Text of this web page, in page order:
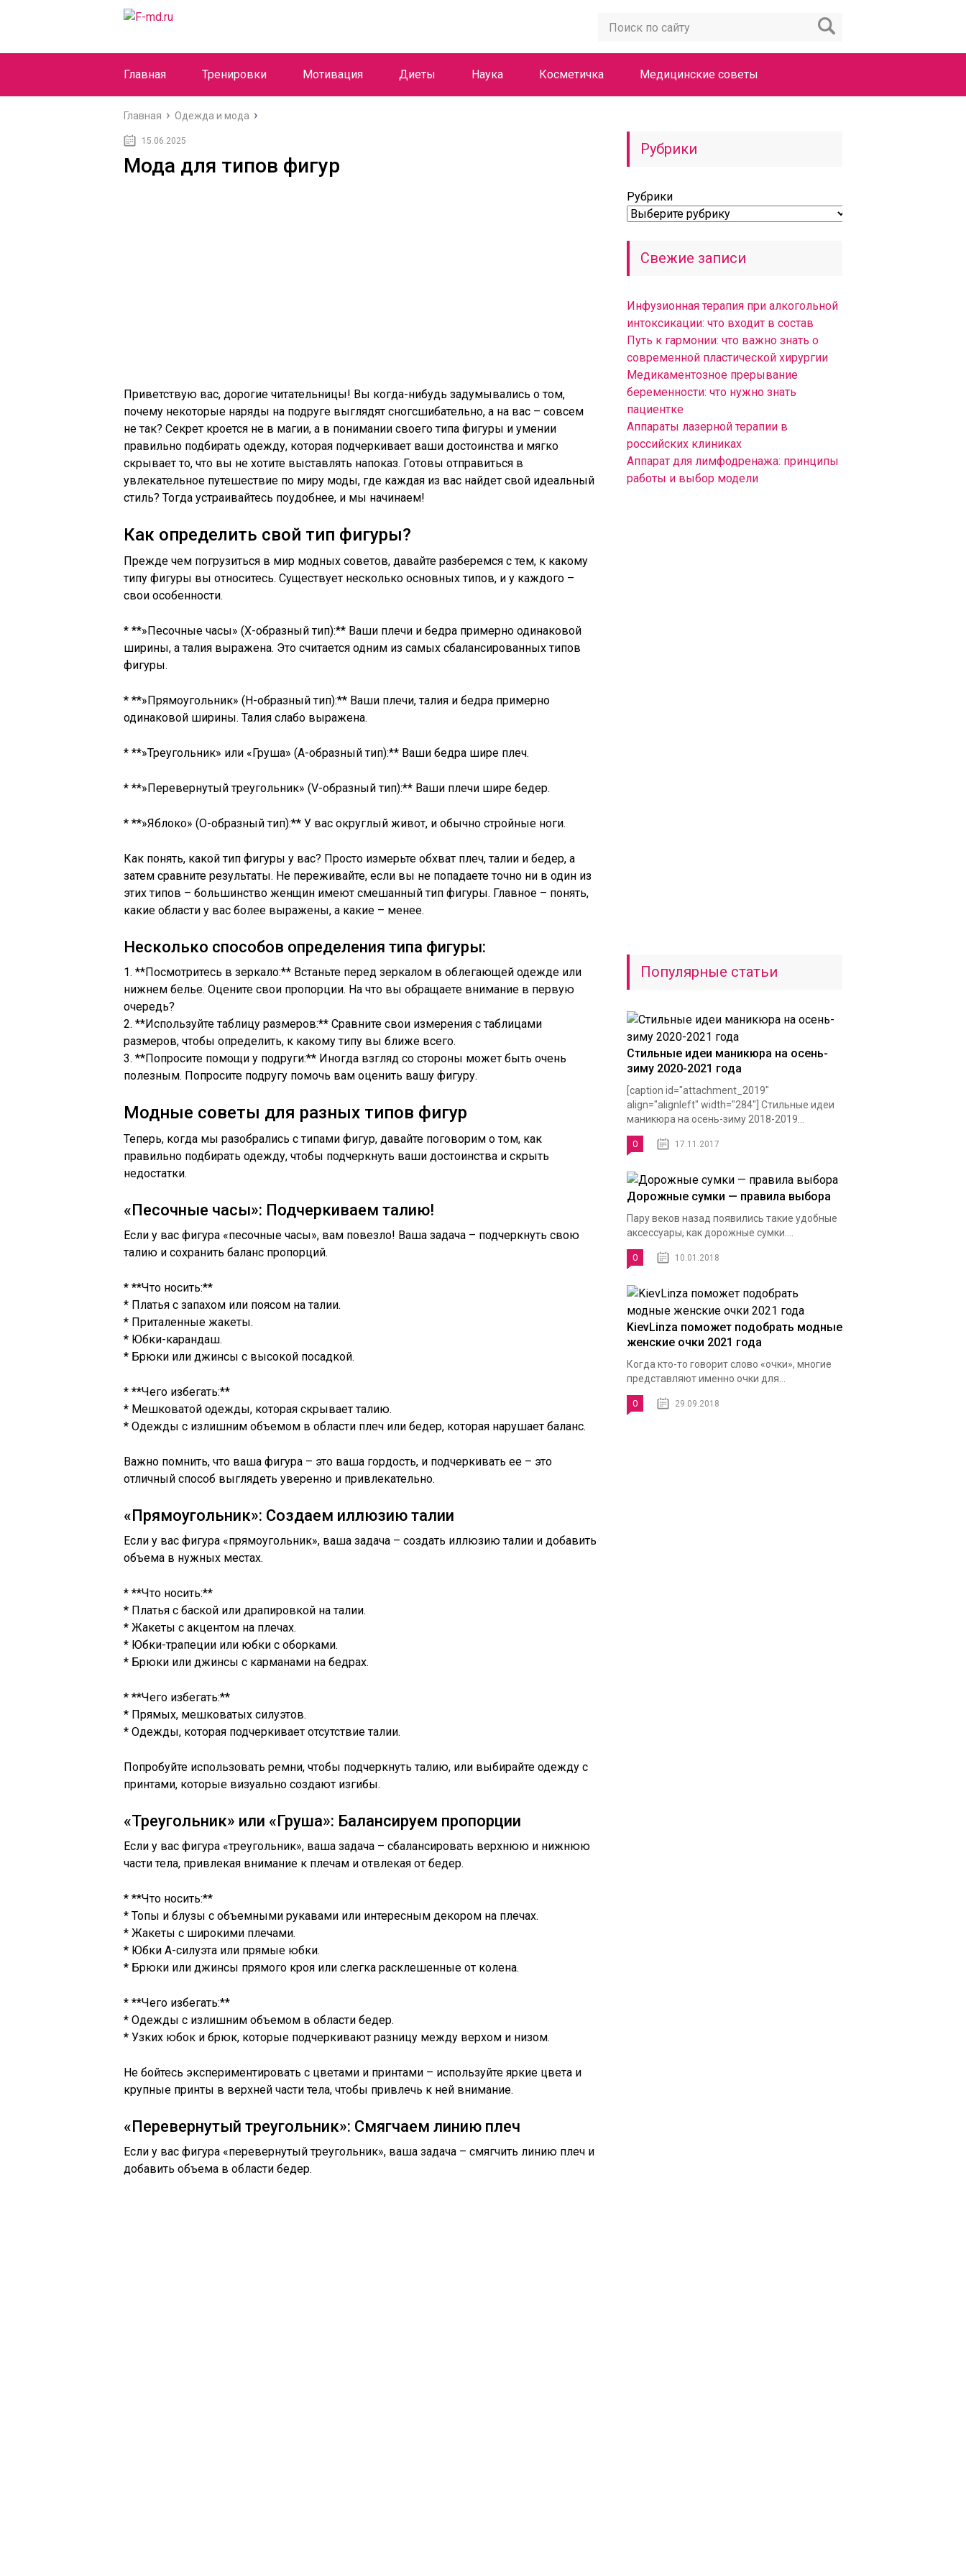
Главная Тренировки Мотивация Диеты Наука Косметичка Медицинские советы
Главная Одежда и мода
15.06.2025
Мода для типов фигур
Приветствую вас, дорогие читательницы! Вы когда-нибудь задумывались о том,
почему некоторые наряды на подруге выглядят сногсшибательно, а на вас – совсем
не так? Секрет кроется не в магии, а в понимании своего типа фигуры и умении
правильно подбирать одежду, которая подчеркивает ваши достоинства и мягко
скрывает то, что вы не хотите выставлять напоказ. Готовы отправиться в
увлекательное путешествие по миру моды, где каждая из вас найдет свой идеальный
стиль? Тогда устраивайтесь поудобнее, и мы начинаем!
Как определить свой тип фигуры?
Прежде чем погрузиться в мир модных советов, давайте разберемся с тем, к какому
типу фигуры вы относитесь. Существует несколько основных типов, и у каждого –
свои особенности.
* **»Песочные часы» (X-образный тип):** Ваши плечи и бедра примерно одинаковой
ширины, а талия выражена. Это считается одним из самых сбалансированных типов
фигуры.
* **»Прямоугольник» (H-образный тип):** Ваши плечи, талия и бедра примерно
одинаковой ширины. Талия слабо выражена.
* **»Треугольник» или «Груша» (A-образный тип):** Ваши бедра шире плеч.
* **»Перевернутый треугольник» (V-образный тип):** Ваши плечи шире бедер.
* **»Яблоко» (O-образный тип):** У вас округлый живот, и обычно стройные ноги.
Как понять, какой тип фигуры у вас? Просто измерьте обхват плеч, талии и бедер, а
затем сравните результаты. Не переживайте, если вы не попадаете точно ни в один из
этих типов – большинство женщин имеют смешанный тип фигуры. Главное – понять,
какие области у вас более выражены, а какие – менее.
Несколько способов определения типа фигуры:
1. **Посмотритесь в зеркало:** Встаньте перед зеркалом в облегающей одежде или
нижнем белье. Оцените свои пропорции. На что вы обращаете внимание в первую
очередь?
2. **Используйте таблицу размеров:** Сравните свои измерения с таблицами
размеров, чтобы определить, к какому типу вы ближе всего.
3. **Попросите помощи у подруги:** Иногда взгляд со стороны может быть очень
полезным. Попросите подругу помочь вам оценить вашу фигуру.
Модные советы для разных типов фигур
Теперь, когда мы разобрались с типами фигур, давайте поговорим о том, как
правильно подбирать одежду, чтобы подчеркнуть ваши достоинства и скрыть
недостатки.
«Песочные часы»: Подчеркиваем талию!
Если у вас фигура «песочные часы», вам повезло! Ваша задача – подчеркнуть свою
талию и сохранить баланс пропорций.
* **Что носить:**
* Платья с запахом или поясом на талии.
* Приталенные жакеты.
* Юбки-карандаш.
* Брюки или джинсы с высокой посадкой.
* **Чего избегать:**
* Мешковатой одежды, которая скрывает талию.
* Одежды с излишним объемом в области плеч или бедер, которая нарушает баланс.
Важно помнить, что ваша фигура – это ваша гордость, и подчеркивать ее – это
отличный способ выглядеть уверенно и привлекательно.
«Прямоугольник»: Создаем иллюзию талии
Если у вас фигура «прямоугольник», ваша задача – создать иллюзию талии и добавить
объема в нужных местах.
* **Что носить:**
* Платья с баской или драпировкой на талии.
* Жакеты с акцентом на плечах.
* Юбки-трапеции или юбки с оборками.
* Брюки или джинсы с карманами на бедрах.
* **Чего избегать:**
* Прямых, мешковатых силуэтов.
* Одежды, которая подчеркивает отсутствие талии.
Попробуйте использовать ремни, чтобы подчеркнуть талию, или выбирайте одежду с
принтами, которые визуально создают изгибы.
«Треугольник» или «Груша»: Балансируем пропорции
Если у вас фигура «треугольник», ваша задача – сбалансировать верхнюю и нижнюю
части тела, привлекая внимание к плечам и отвлекая от бедер.
* **Что носить:**
* Топы и блузы с объемными рукавами или интересным декором на плечах.
* Жакеты с широкими плечами.
* Юбки А-силуэта или прямые юбки.
* Брюки или джинсы прямого кроя или слегка расклешенные от колена.
* **Чего избегать:**
* Одежды с излишним объемом в области бедер.
* Узких юбок и брюк, которые подчеркивают разницу между верхом и низом.
Не бойтесь экспериментировать с цветами и принтами – используйте яркие цвета и
крупные принты в верхней части тела, чтобы привлечь к ней внимание.
«Перевернутый треугольник»: Смягчаем линию плеч
Если у вас фигура «перевернутый треугольник», ваша задача – смягчить линию плеч и
добавить объема в области бедер.
Рубрики
Рубрики
Свежие записи
Инфузионная терапия при алкогольной
интоксикации: что входит в состав
Путь к гармонии: что важно знать о
современной пластической хирургии
Медикаментозное прерывание
беременности: что нужно знать
пациентке
Аппараты лазерной терапии в
российских клиниках
Аппарат для лимфодренажа: принципы
работы и выбор модели
Популярные статьи
Стильные идеи маникюра на осень-
зиму 2020-2021 года
[caption id="attachment_2019"
align="alignleft" width="284"] Стильные идеи
маникюра на осень-зиму 2018-2019...
0 17.11.2017
Дорожные сумки — правила выбора
Пару веков назад появились такие удобные
аксессуары, как дорожные сумки....
0 10.01.2018
KievLinza поможет подобрать модные
женские очки 2021 года
Когда кто-то говорит слово «очки», многие
представляют именно очки для...
0 29.09.2018